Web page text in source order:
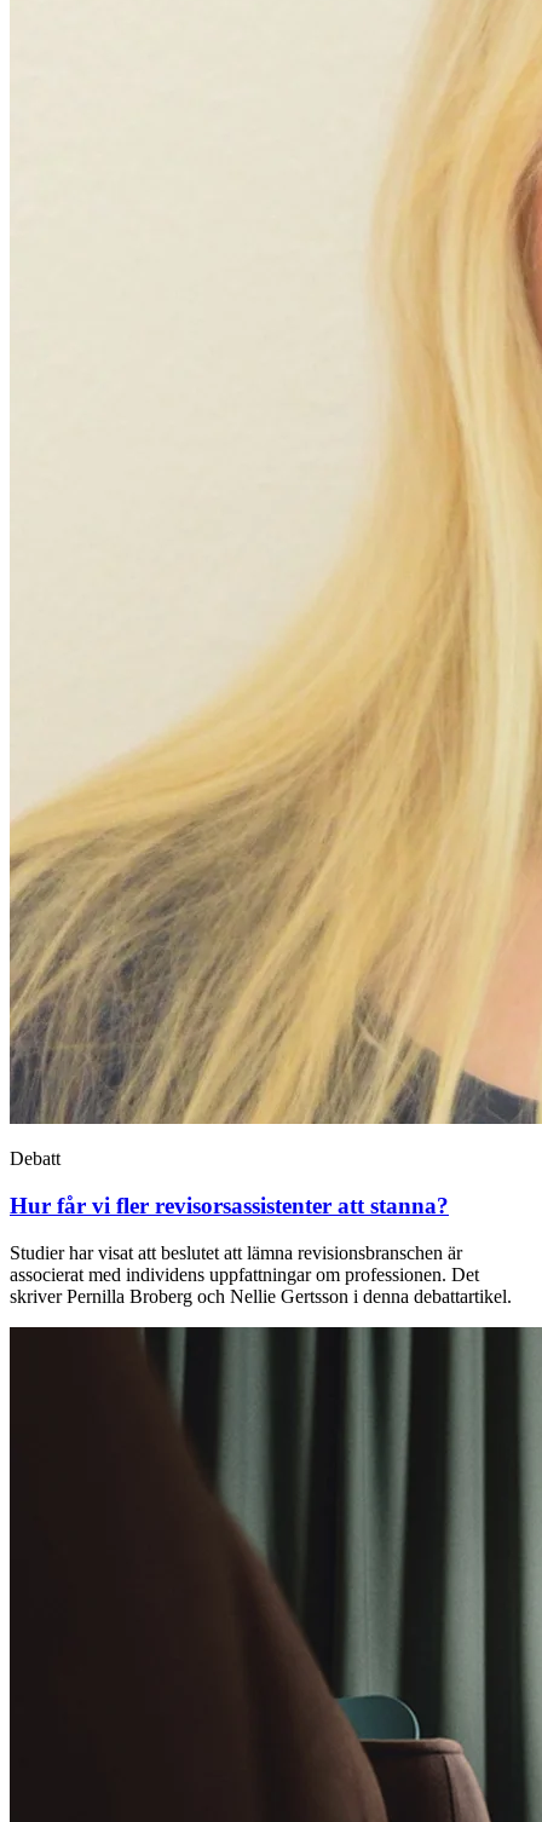
Debatt
Hur får vi fler revisorsassistenter att stanna?
Studier har visat att beslutet att lämna re­visionsbranschen är
associerat med individens uppfattningar om professionen. Det
skriver Pernilla Broberg och Nellie Gertsson i denna debattartikel.